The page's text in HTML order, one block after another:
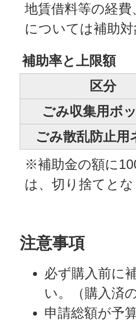
地賃借料等の経
については補助対
補助率と上限額
区分
ごみ収集用ボ
ごみ散乱防止用
※補助金の額に
は、切り捨てとな
注意事項
必ず購入前に
い。（購入済
申請総額が予